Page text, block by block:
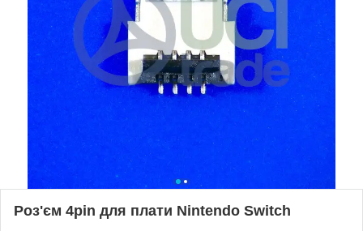
Роз'єм 4pin для плати Nintendo Switch